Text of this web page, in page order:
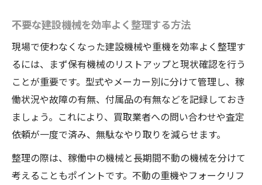
不要な建設機械を効率よく整理する方法
現場で使わなくなった建設機械や重機を効率よく整理す
るには、まず保有機械のリストアップと現状確認を行う
ことが重要です。型式やメーカー別に分けて管理し、稼
働状況や故障の有無、付属品の有無などを記録しておき
ましょう。これにより、買取業者への問い合わせや査定
依頼が一度で済み、無駄なやり取りを減らせます。
整理の際は、稼働中の機械と長期間不動の機械を分けて
考えることもポイントです。不動の重機やフォークリフ